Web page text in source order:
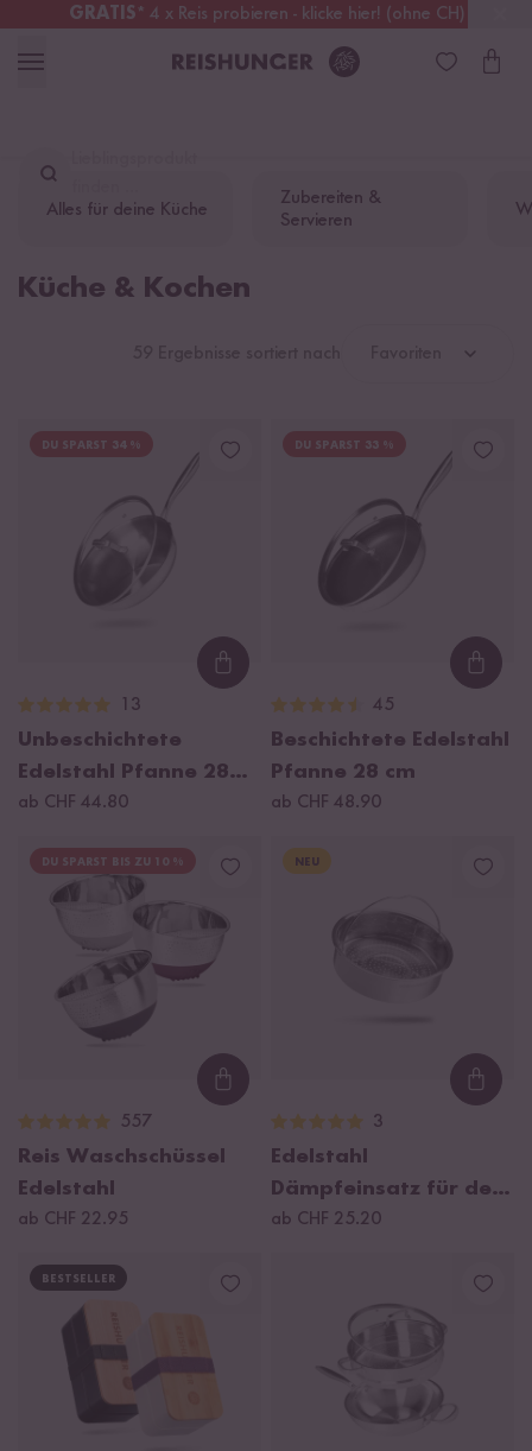
GRATIS* 4 x Reis probieren - klicke hier! (ohne CH)
Schweiz Alle Zölle & Steuern inklusive
Alles für deine Küche
Zubereiten &
Servieren
Küche & Kochen
DU SPARST 34 %
Loading...
13
Unbeschichtete
Edelstahl Pfanne 28
cm
ab CHF 44.80
DU SPARST 33 %
45
Beschichtete Edelstahl
Pfanne 28 cm
ab CHF 48.90
DU SPARST BIS ZU 10 %
Loading...
557
Reis Waschschüssel
Edelstahl
ab CHF 22.95
NEU
3
Edelstahl
Dämpfeinsatz für den
Basis Reiskocher 1,2 l
ab CHF 25.20
BESTSELLER